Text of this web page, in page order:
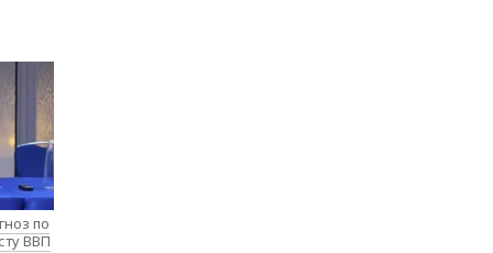
по
ВВП